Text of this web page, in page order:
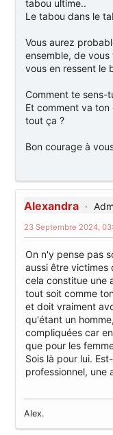
tabou ultime..
Le tabou dans le
Vous aurez
ensemble, de
vous en ressent le
Comment te sens-
Et comment va
tout ça ?
Bon courage à
Alexandra
23 Septembre 2024,
On n'y pense pas
aussi être victimes
cela constitue une
tout soit comme
et doit vraiment
qu'étant un
compliquées car
que pour les
Sois là pour lui.
professionnel, une
Alex.